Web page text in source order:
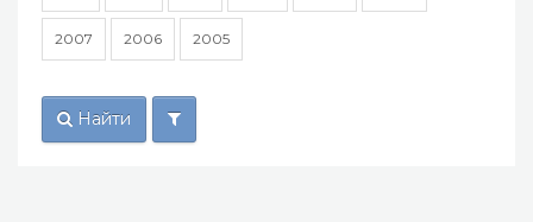
2007 2006 2005
Найти